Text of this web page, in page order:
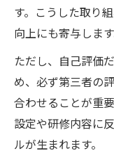
す。こうした取り
向上にも寄与します
ただし、自己評価
め、必ず第三者の
合わせることが重
設定や研修内容に
ルが生まれます。